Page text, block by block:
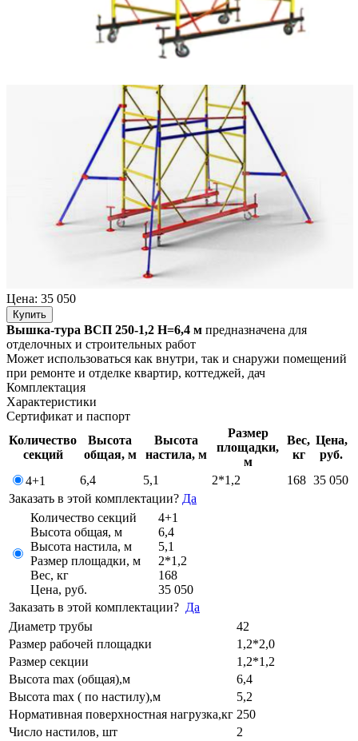
Цена: 35 050
Купить
Вышка-тура ВСП 250-1,2 Н=6,4 м предназначена для
отделочных и строительных работ
Может использоваться как внутри, так и снаружи помещений
при ремонте и отделке квартир, коттеджей, дач
Комплектация
Характеристики
Сертификат и паспорт
Количество
секций
Высота
общая, м
Высота
настила, м
Размер
площадки,
м
Вес,
кг
Цена,
руб.
4+1
6,4 5,1 2*1,2 168 35 050
Заказать в этой комплектации? Да
Количество секций
Высота общая, м
Высота настила, м
Размер площадки, м
Вес, кг
Цена, руб.
4+1
6,4
5,1
2*1,2
168
35 050
Заказать в этой комплектации? Да
Диаметр трубы
42
Размер рабочей площадки
1,2*2,0
Размер секции
1,2*1,2
Высота max (общая),м
6,4
Высота max ( по настилу),м
5,2
Нормативная поверхностная нагрузка,кг 250
Число настилов, шт
2